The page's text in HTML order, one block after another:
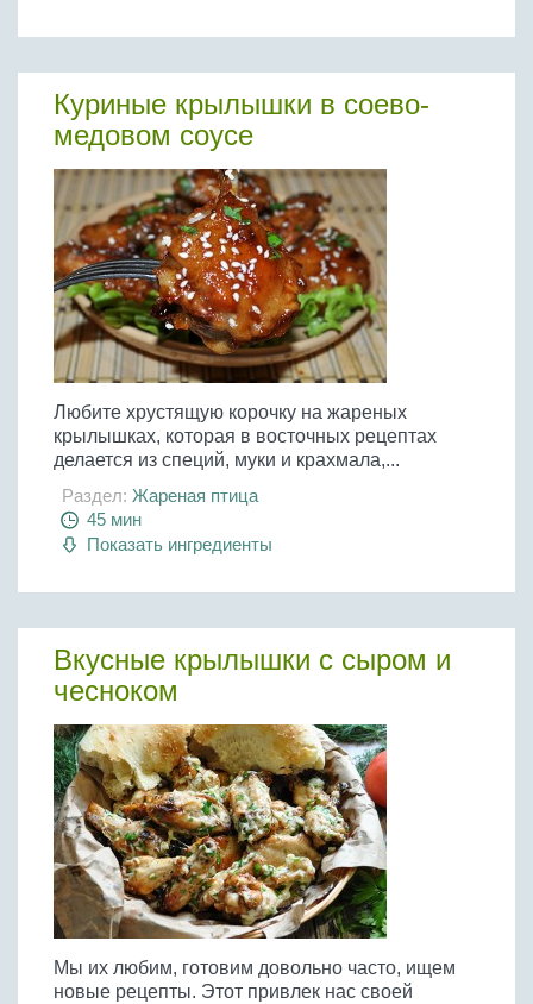
Куриные крылышки в соево-
медовом соусе
Любите хрустящую корочку на жареных
крылышках, которая в восточных рецептах
делается из специй, муки и крахмала,...
Раздел: Жареная птица
45 мин
Показать ингредиенты
Вкусные крылышки с сыром и
чесноком
Мы их любим, готовим довольно часто, ищем
новые рецепты. Этот привлек нас своей